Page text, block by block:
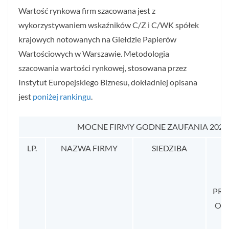
Wartość rynkowa firm szacowana jest z
wykorzystywaniem wskaźników C/Z i C/WK spółek
krajowych notowanych na Giełdzie Papierów
Wartościowych w Warszawie. Metodologia
szacowania wartości rynkowej, stosowana przez
Instytut Europejskiego Biznesu, dokładniej opisana
jest poniżej rankingu.
MOCNE FIRMY GODNE ZAUFANIA
LP. NAZWA FIRMY SIEDZIBA
OD